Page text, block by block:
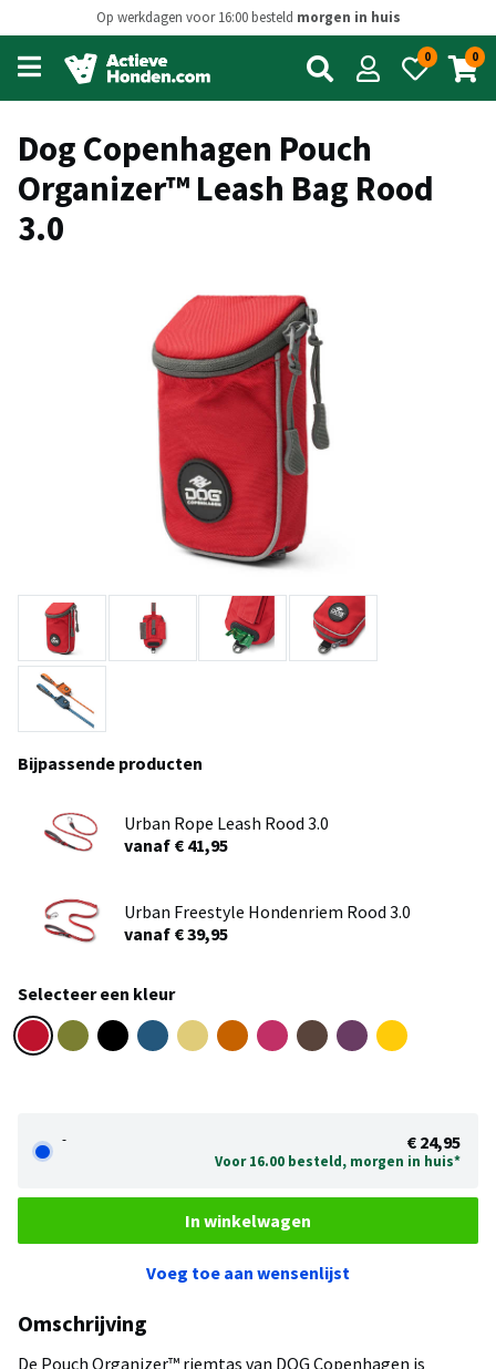
Op werkdagen voor 16:00 besteld morgen in huis
Open
main
menu
0 0
Dog Copenhagen Pouch
Organizer™ Leash Bag Rood
3.0
Bijpassende producten
Urban Rope Leash Rood 3.0
vanaf € 41,95
Urban Freestyle Hondenriem Rood 3.0
vanaf € 39,95
Selecteer een kleur
- € 24,95
Voor 16.00 besteld, morgen in huis*
In winkelwagen
Voeg toe aan wensenlijst
Omschrijving
De Pouch Organizer™ riemtas van DOG Copenhagen is